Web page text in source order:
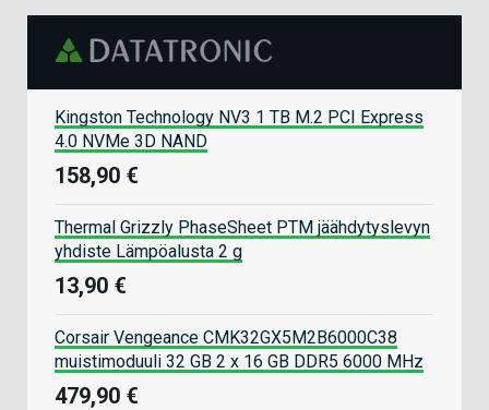
Kingston Technology NV3 1 TB M.2 PCI Express
4.0 NVMe 3D NAND
158,90 €
Thermal Grizzly PhaseSheet PTM jäähdytyslevyn
yhdiste Lämpöalusta 2 g
13,90 €
Corsair Vengeance CMK32GX5M2B6000C38
muistimoduuli 32 GB 2 x 16 GB DDR5 6000 MHz
479,90 €